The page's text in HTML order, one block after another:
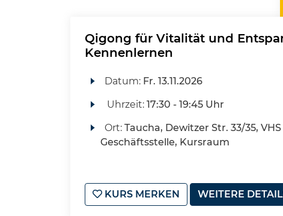
Qigong für Vitalität und
Kennenlernen
Datum: Fr. 13.11.2026
Uhrzeit: 17:30 - 19:45 Uhr
Ort: Taucha, Dewitzer Str. 33/35, VHS
Geschäftsstelle, Kursraum
KURS MERKEN WEITERE